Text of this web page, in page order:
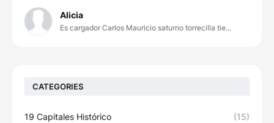
Alicia
Es cargador Carlos Mauricio saturno torrecilla tie...
CATEGORIES
19 Capitales Histórico (15)